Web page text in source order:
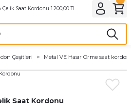
Dön
AYDINLATMA & ELEKTRİK
Dön
Dön
Dön
Çeşitleri Metal VE Hasır Örme saat
Saat Kordonu